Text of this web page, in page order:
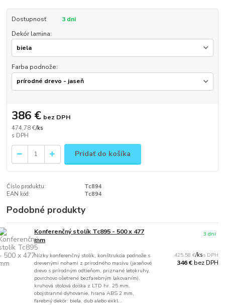
Dostupnosť
3 dni
Dekór lamina:
Farba podnože:
474,78 €/ks
386 € bez DPH
Pridať do košíka
Číslo produktu:
Tc894
EAN kód:
Tc894
Podobné produkty
Konferenčný stolík Tc895 - 500 x 477
mm
Nízky konferenčný stolík, konštrukcia podnože s
drevenými nohami z prírodného masívu (jaseňové
drevo s prírodným odtieňom, priznané letokruhy,
povrchovo ošetrené bezfarebným lakovaním),
kruhová stolová doska z LTD hr. 25 mm,
obojstranné dyhovanie, hrana ABS 2 mm,
farebný dekór: biela, dub alebo exkl...
425,58 €/ks
346 €bez DPH
3 dni